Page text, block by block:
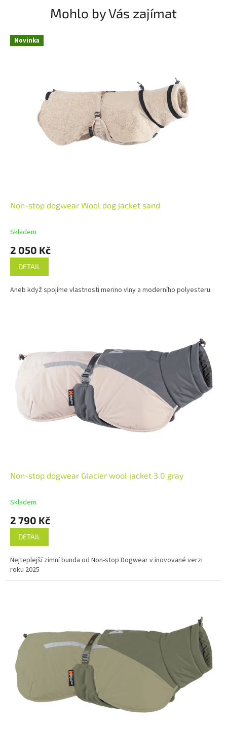
Mohlo by Vás zajímat
Novinka
Non-stop dogwear Wool dog jacket sand
Skladem
2 050 Kč
DETAIL
Aneb když spojíme vlastnosti merino vlny a moderního polyesteru.
Non-stop dogwear Glacier wool jacket 3.0 gray
Skladem
2 790 Kč
DETAIL
Nejteplejší zimní bunda od Non-stop Dogwear v inovované verzi
roku 2025